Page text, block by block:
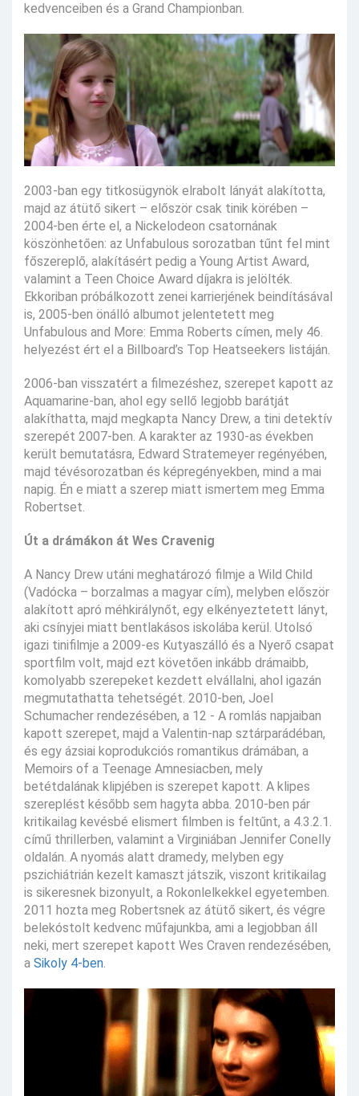
kedvenceiben és a Grand Championban.
2003-ban egy titkosügynök elrabolt lányát alakította,
majd az átütő sikert – először csak tinik körében –
2004-ben érte el, a Nickelodeon csatornának
köszönhetően: az Unfabulous sorozatban tűnt fel mint
főszereplő, alakításért pedig a Young Artist Award,
valamint a Teen Choice Award díjakra is jelölték.
Ekkoriban próbálkozott zenei karrierjének beindításával
is, 2005-ben önálló albumot jelentetett meg
Unfabulous and More: Emma Roberts címen, mely 46.
helyezést ért el a Billboard’s Top Heatseekers listáján.
2006-ban visszatért a filmezéshez, szerepet kapott az
Aquamarine-ban, ahol egy sellő legjobb barátját
alakíthatta, majd megkapta Nancy Drew, a tini detektív
szerepét 2007-ben. A karakter az 1930-as években
került bemutatásra, Edward Stratemeyer regényében,
majd tévésorozatban és képregényekben, mind a mai
napig. Én e miatt a szerep miatt ismertem meg Emma
Robertset.
Út a drámákon át Wes Cravenig
A Nancy Drew utáni meghatározó filmje a Wild Child
(Vadócka – borzalmas a magyar cím), melyben először
alakított apró méhkirálynőt, egy elkényeztetett lányt,
aki csínyjei miatt bentlakásos iskolába kerül. Utolsó
igazi tinifilmje a 2009-es Kutyaszálló és a Nyerő csapat
sportfilm volt, majd ezt követően inkább drámaibb,
komolyabb szerepeket kezdett elvállalni, ahol igazán
megmutathatta tehetségét. 2010-ben, Joel
Schumacher rendezésében, a 12 - A romlás napjaiban
kapott szerepet, majd a Valentin-nap sztárparádéban,
és egy ázsiai koprodukciós romantikus drámában, a
Memoirs of a Teenage Amnesiacben, mely
betétdalának klipjében is szerepet kapott. A klipes
szereplést később sem hagyta abba. 2010-ben pár
kritikailag kevésbé elismert filmben is feltűnt, a 4.3.2.1.
című thrillerben, valamint a Virginiában Jennifer Conelly
oldalán. A nyomás alatt dramedy, melyben egy
pszichiátrián kezelt kamaszt játszik, viszont kritikailag
is sikeresnek bizonyult, a Rokonlelkekkel egyetemben.
2011 hozta meg Robertsnek az átütő sikert, és végre
belekóstolt kedvenc műfajunkba, ami a legjobban áll
neki, mert szerepet kapott Wes Craven rendezésében,
a Sikoly 4-ben.